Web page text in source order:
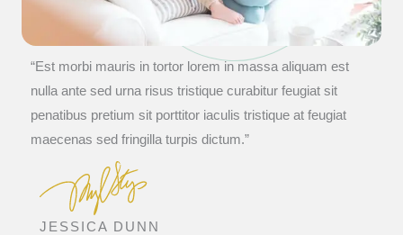
JESSICA DUNN
“Est morbi mauris in tortor lorem in massa aliquam est
nulla ante sed urna risus tristique curabitur feugiat sit
penatibus pretium sit porttitor iaculis tristique at feugiat
maecenas sed fringilla turpis dictum.”